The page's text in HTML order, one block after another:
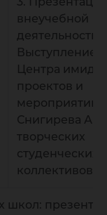
внеучебной
деятельности.
Выступление
Центра
проектов и
мероприятий
Снигирева
творческих
студенческих
коллективов.